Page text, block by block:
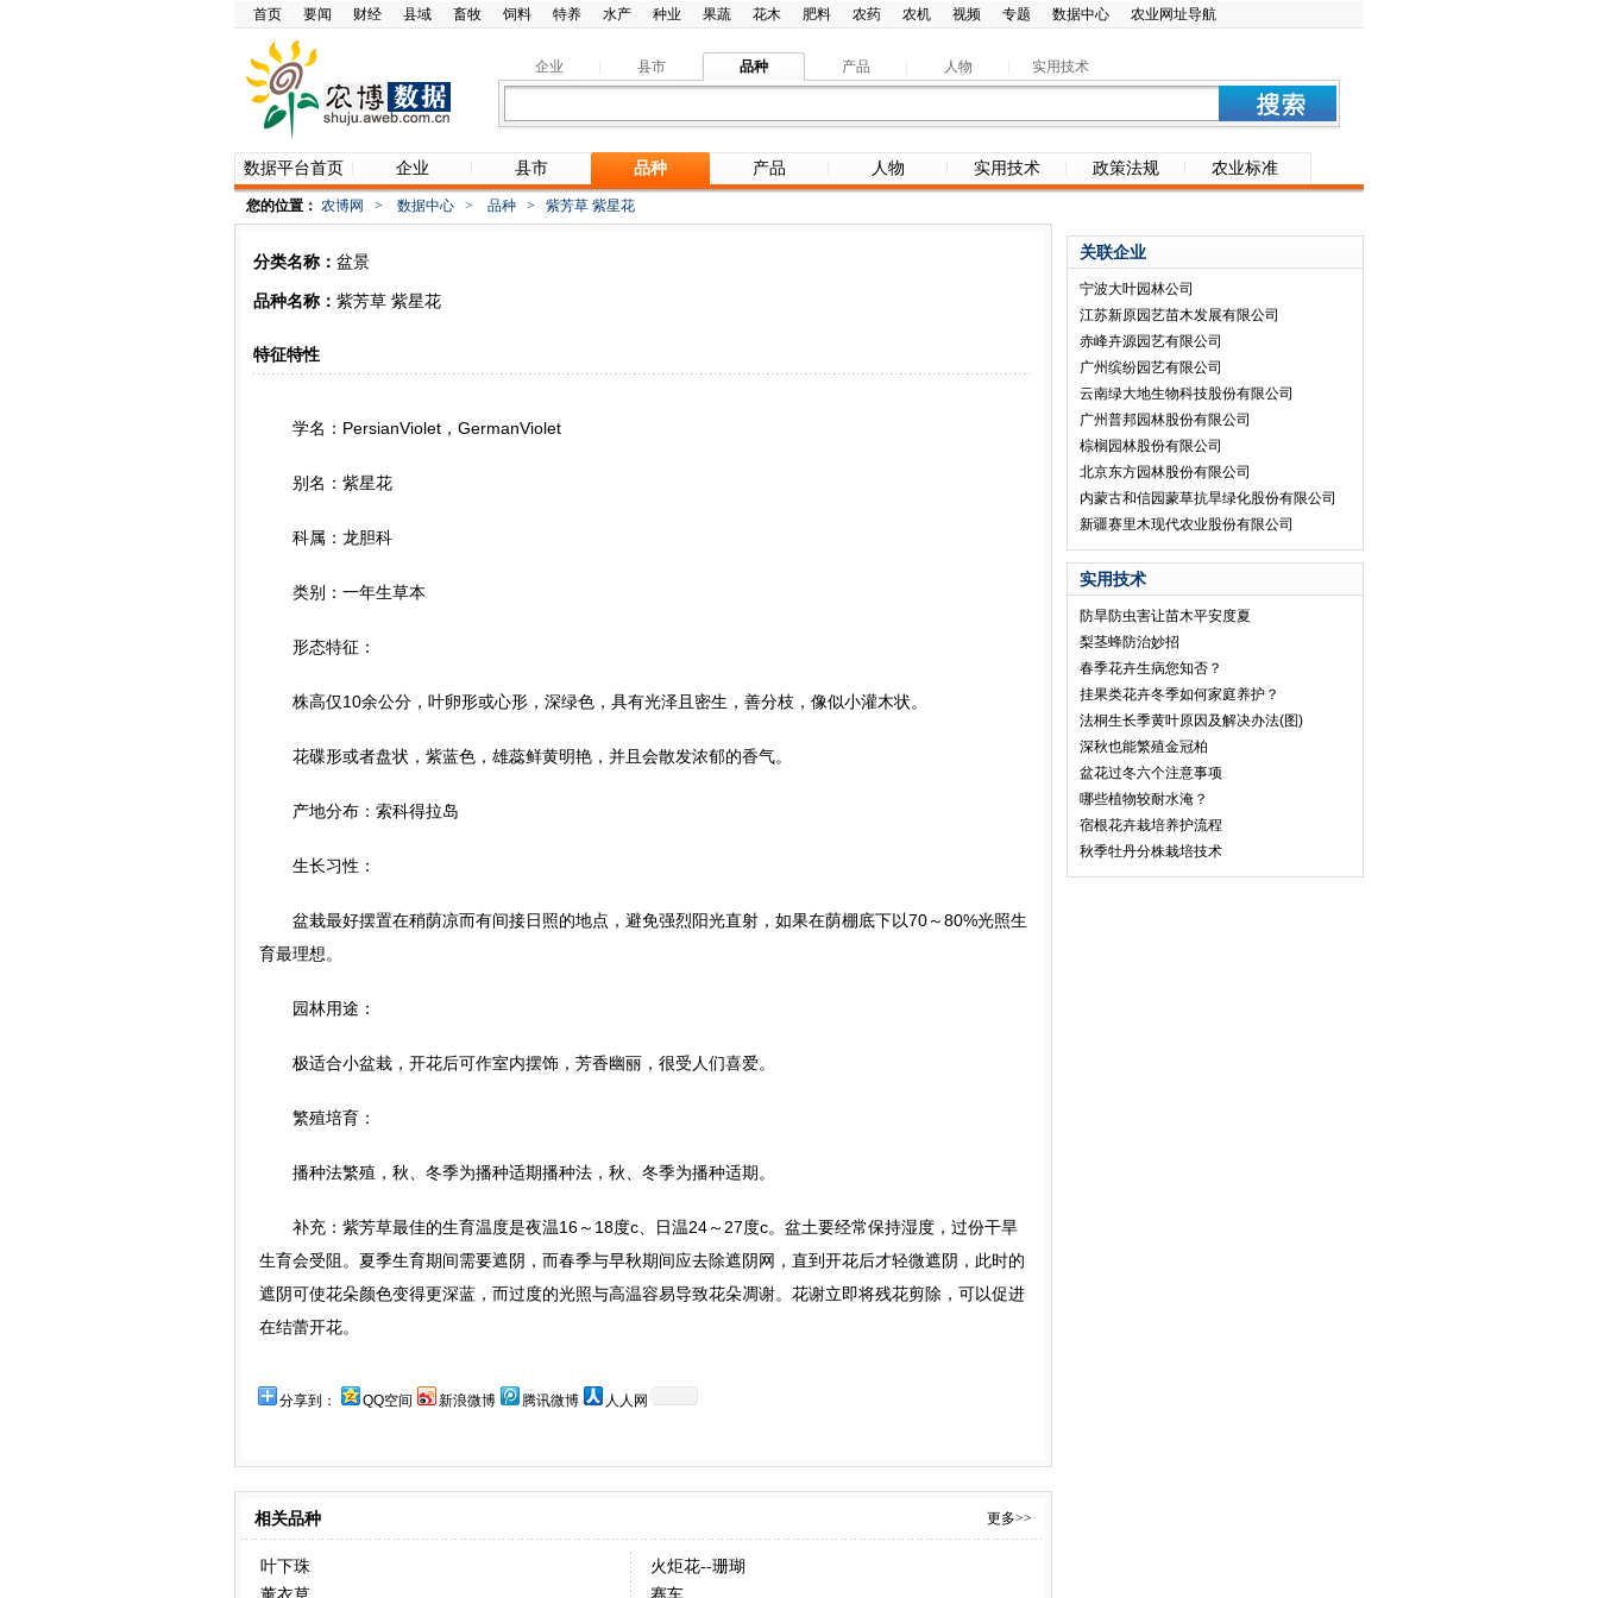
首页 要闻 财经 县域 畜牧 饲料 特养 水产 种业 果蔬 花木 肥料 农药 农机 视频 专题 数据中心 农业网址导航
企业 县市 品种 产品 人物 实用技术
数据平台首页 企业 县市 品种 产品 人物 实用技术 政策法规 农业标准
您的位置： 农博网 > 数据中心 > 品种 > 紫芳草 紫星花
分类名称： 盆景
品种名称： 紫芳草 紫星花
特征特性
学名：PersianViolet，GermanViolet
别名：紫星花
科属：龙胆科
类别：一年生草本
形态特征：
株高仅10余公分，叶卵形或心形，深绿色，具有光泽且密生，善分枝，像似小灌木状。
花碟形或者盘状，紫蓝色，雄蕊鲜黄明艳，并且会散发浓郁的香气。
产地分布：索科得拉岛
生长习性：
盆栽最好摆置在稍荫凉而有间接日照的地点，避免强烈阳光直射，如果在荫棚底下以70～80%光照生
育最理想。
园林用途：
极适合小盆栽，开花后可作室内摆饰，芳香幽丽，很受人们喜爱。
繁殖培育：
播种法繁殖，秋、冬季为播种适期播种法，秋、冬季为播种适期。
补充：紫芳草最佳的生育温度是夜温16～18度c、日温24～27度c。盆土要经常保持湿度，过份干旱
生育会受阻。夏季生育期间需要遮阴，而春季与早秋期间应去除遮阴网，直到开花后才轻微遮阴，此时的
遮阴可使花朵颜色变得更深蓝，而过度的光照与高温容易导致花朵凋谢。花谢立即将残花剪除，可以促进
在结蕾开花。
分享到： QQ空间 新浪微博 腾讯微博 人人网
相关品种 更多>>
叶下珠
火炬花--珊瑚
关联企业
宁波大叶园林公司
江苏新原园艺苗木发展有限公司
赤峰卉源园艺有限公司
广州缤纷园艺有限公司
云南绿大地生物科技股份有限公司
广州普邦园林股份有限公司
棕榈园林股份有限公司
北京东方园林股份有限公司
内蒙古和信园蒙草抗旱绿化股份有限公司
新疆赛里木现代农业股份有限公司
实用技术
防旱防虫害让苗木平安度夏
梨茎蜂防治妙招
春季花卉生病您知否？
挂果类花卉冬季如何家庭养护？
法桐生长季黄叶原因及解决办法(图)
深秋也能繁殖金冠柏
盆花过冬六个注意事项
哪些植物较耐水淹？
宿根花卉栽培养护流程
秋季牡丹分株栽培技术